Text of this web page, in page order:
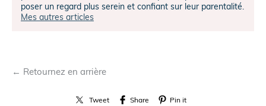
poser un regard plus serein et confiant sur leur parentalité.
Mes autres articles
← Retournez en arrière
Tweet Share Pin it